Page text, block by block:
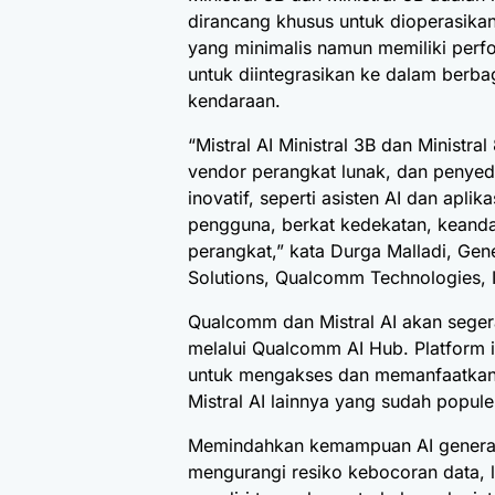
dirancang khusus untuk
yang minimalis namun memiliki
untuk diintegrasikan ke dalam
kendaraan.
“Mistral AI Ministral 3B dan
vendor perangkat lunak, dan
inovatif, seperti asisten AI dan
pengguna, berkat kedekatan,
perangkat,” kata Durga Malladi,
Solutions, Qualcomm Technologies,
Qualcomm dan Mistral AI akan
melalui Qualcomm AI Hub.
untuk mengakses dan
Mistral AI lainnya yang sudah
Memindahkan kemampuan AI
mengurangi resiko kebocoran data,